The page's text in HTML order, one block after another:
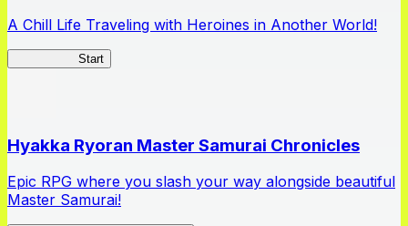
A Chill Life Traveling with Heroines in Another World!
Start
Hyakka Ryoran Master Samurai Chronicles
Epic RPG where you slash your way alongside beautiful
Master Samurai!